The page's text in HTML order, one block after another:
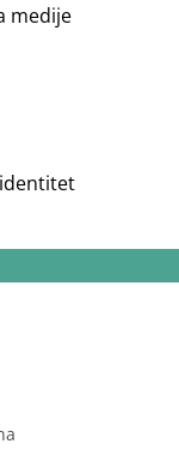
medije